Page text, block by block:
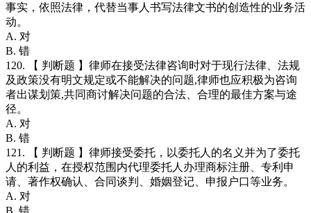
事实，依照法律，代替当事人书写法律文书的创造性的业务活
动。
A. 对
B. 错
120. 【 判断题 】律师在接受法律咨询时对于现行法律、法规
及政策没有明文规定或不能解决的问题,律师也应积极为咨询
者出谋划策,共同商讨解决问题的合法、合理的最佳方案与途
径。
A. 对
B. 错
121. 【 判断题 】律师接受委托，以委托人的名义并为了委托
人的利益，在授权范围内代理委托人办理商标注册、专利申
请、著作权确认、合同谈判、婚姻登记、申报户口等业务。
A. 对
B. 错